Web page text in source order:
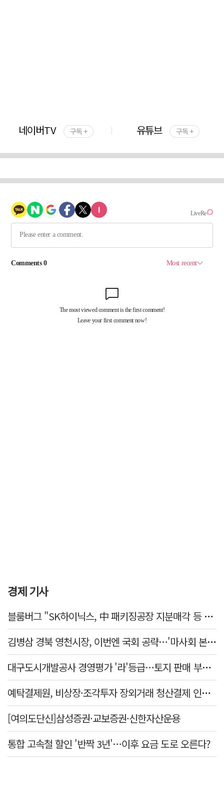
네이버TV 구독 + 유튜브 구독 +
경제 기사
블룸버그 "SK하이닉스, 中 패키징공장 지분매각 등 검토"
김병삼 경북 영천시장, 이번엔 국회 공략…'마사회 본사 이전·광역교통망 확충' 요청
대구도시개발공사 경영평가 '라'등급…토지 판매 부진에 1년 만에 두 단계 '뚝'
예탁결제원, 비상장·조각투자 장외거래 청산결제 인프라 구축 착수…연내 가동
[여의도단신]삼성증권·교보증권·신한자산운용
통합 고속철 할인 '반짝 3년'…이후 요금 도로 오른다?